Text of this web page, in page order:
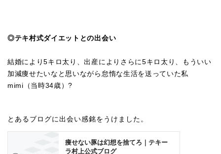
◎テキ村式ダイエットとの出会い
結婚により5キロ太り、出産によりさらに5キロ太り、もういい
加減痩せたいなと思いながら怠惰な生活を送っていた私
mimi（当時34歳）?
とあるブログに出会い感銘をうけました。